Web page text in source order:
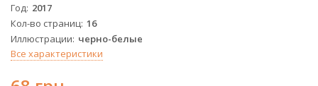
Год 2017
Кол-во страниц 16
Иллюстрации черно-белые
Все характеристики